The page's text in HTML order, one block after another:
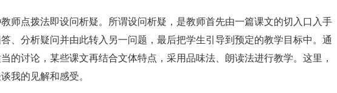
点拨法即设问析疑。所谓设问析疑，是教师首先由一篇课文的切入口入手
、分析疑问并由此转入另一问题，最后把学生引导到预定的教学目标中。通
的讨论，某些课文再结合文体特点，采用品味法、朗读法进行教学。这里，
我的见解和感受。